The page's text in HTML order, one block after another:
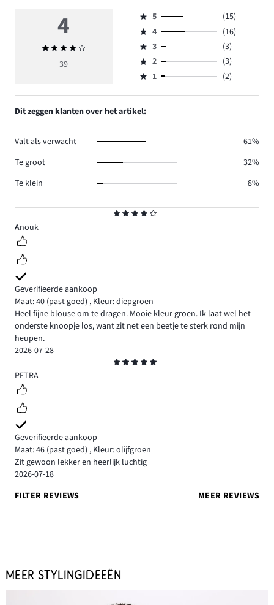
4
Anouk
Geverifieerde aankoop
Maat: 40 (past goed) , Kleur: diepgroen
Heel fijne blouse om te dragen. Mooie kleur groen. Ik laat wel het
onderste knoopje los, want zit net een beetje te sterk rond mijn
heupen.
2026-07-28
5
PETRA
Geverifieerde aankoop
Maat: 46 (past goed) , Kleur: olijfgroen
Zit gewoon lekker en heerlijk luchtig
2026-07-18
FILTER REVIEWS
MEER REVIEWS
4
Gemiddelde
beoordeling
39
Beoordeling
5,
aantal
reviews
15.
5
(15)
Beoordeling
4,
aantal
reviews
4
(16)
Beoordeling
3,
aantal
3
(3)
Beoordeling
2,
3.
2
(3)
Beoordeling
1,
aantal
reviews
1 (2)
Dit zeggen klanten over het artikel:
Valt als verwacht
61%
Te groot
32%
Te klein
8%
MEER STYLINGIDEEËN